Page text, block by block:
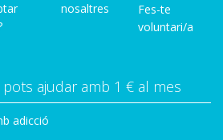
nosaltres
Fes-te
voluntari/a
ajudar amb 1 € al mes
adicció